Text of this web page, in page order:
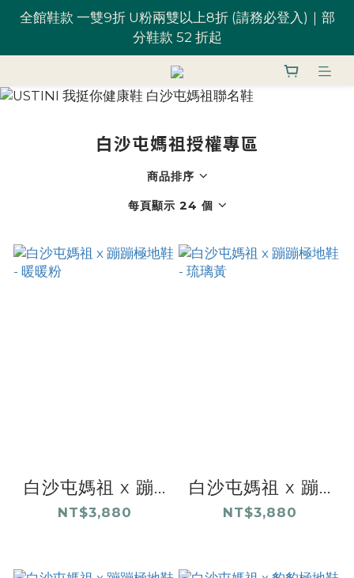
全館鞋款 一雙9折 U粉兩雙以上8折 (請務必登入)｜部
分鞋款 52 折起
全館鞋款 一雙9折 U粉兩雙以上8折 (請務必登入)｜部
分鞋款 52 折起
台灣滿 $1,700 享免運優惠
U粉就是你！加入會員 $200 購物金馬上用~
全館鞋款 一雙9折 U粉兩雙以上8折 (請務必登入)｜部
分鞋款 52 折起
白沙屯媽祖授權專區
商品排序
每頁顯示 24 個
白沙屯媽祖 x 蹦...
NT$3,880
白沙屯媽祖 x 蹦...
NT$3,880